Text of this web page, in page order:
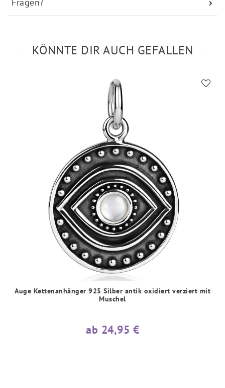
Fragen?
KÖNNTE DIR AUCH GEFALLEN
Auge Kettenanhänger 925 Silber antik oxidiert verziert mit
Muschel
ab 24,95 €